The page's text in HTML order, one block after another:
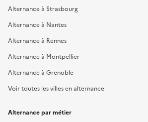
Alternance à Strasbourg
Alternance à Nantes
Alternance à Rennes
Alternance à Montpellier
Alternance à Grenoble
Voir toutes les villes en alternance
Alternance par métier